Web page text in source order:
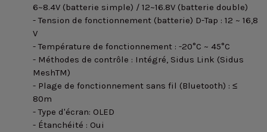
6~8.4V (batterie simple) / 12~16.8V (batterie double)
- Tension de fonctionnement (batterie) D-Tap : 12 ~ 16,8
V
- Température de fonctionnement : -20°C ~ 45°C
- Méthodes de contrôle : Intégré, Sidus Link (Sidus
MeshTM)
- Plage de fonctionnement sans fil (Bluetooth) : ≤
80m
- Type d'écran: OLED
- Étanchéité : Oui